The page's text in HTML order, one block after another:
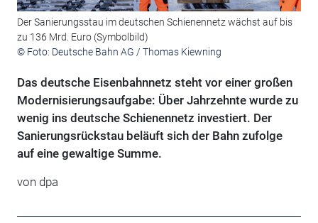
Der Sanierungsstau im deutschen Schienennetz wächst auf bis
zu 136 Mrd. Euro (Symbolbild)
© Foto: Deutsche Bahn AG / Thomas Kiewning
Das deutsche Eisenbahnnetz steht vor einer großen
Modernisierungsaufgabe: Über Jahrzehnte wurde zu
wenig ins deutsche Schienennetz investiert. Der
Sanierungsrückstau beläuft sich der Bahn zufolge
auf eine gewaltige Summe.
von dpa